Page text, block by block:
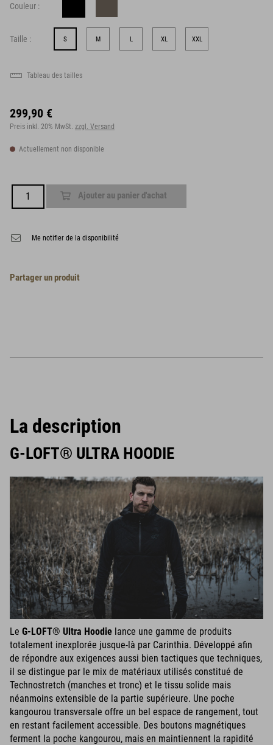
Couleur :
Taille : S M L XL XXL
Tableau des tailles
299,90 €
Preis inkl. 20% MwSt. zzgl. Versand
Actuellement non disponible
Ajouter au panier d'achat
Me notifier de la disponibilité
Partager un produit
La description
G-LOFT® ULTRA HOODIE
Le G-LOFT® Ultra Hoodie lance une gamme de produits
totalement inexplorée jusque-là par Carinthia. Développé afin
de répondre aux exigences aussi bien tactiques que techniques,
il se distingue par le mix de matériaux utilisés constitué de
Technostretch (manches et tronc) et le tissu solide mais
néanmoins extensible de la partie supérieure. Une poche
kangourou transversale offre un bel espace de rangement, tout
en restant facilement accessible. Des boutons magnétiques
ferment la poche kangourou, mais en maintiennent la rapidité